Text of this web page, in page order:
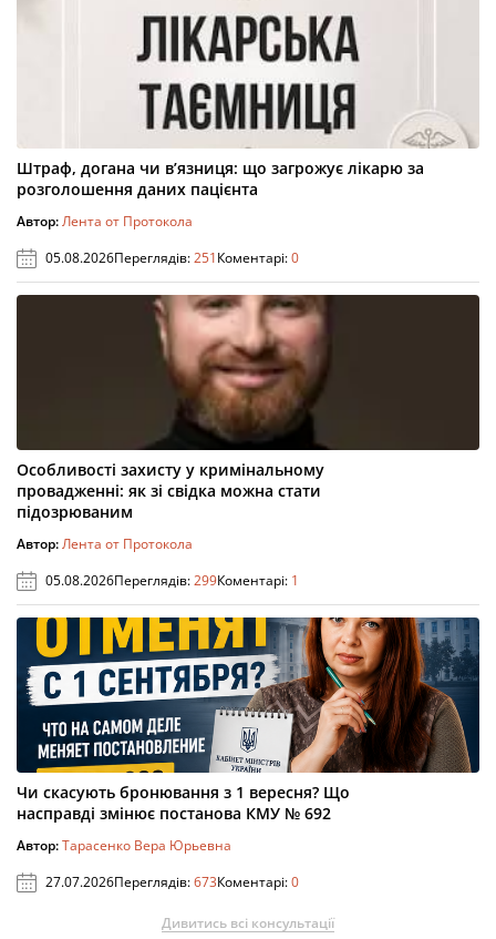
Штраф, догана чи в’язниця: що загрожує лікарю за
розголошення даних пацієнта
Автор:Лента от Протокола
05.08.2026Переглядів:251Коментарі:0
Особливості захисту у кримінальному
провадженні: як зі свідка можна стати
підозрюваним
Автор:Лента от Протокола
05.08.2026Переглядів:299Коментарі: 1
Чи скасують бронювання з 1 вересня? Що
насправді змінює постанова КМУ № 692
Автор:Тарасенко Вера Юрьевна
27.07.2026Переглядів:673Коментарі:0
Дивитись всі консультації